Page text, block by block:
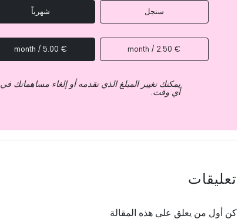
سنجل شهرياً
€ 2.50 / month
€ 5.00 / month
يمكنك تغيير المبلغ الذي تقدمه أو إلغاء مساهماتك في
أي وقت.
تعليقات
كن أول من يعلق على هذه المقالة